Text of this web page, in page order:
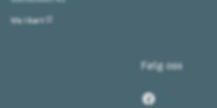
Vis i kart
Følg oss